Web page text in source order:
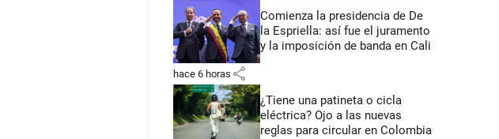
Comienza la presidencia de De
la Espriella: así fue el juramento
y la imposición de banda en Cali
hace 6 horas share
¿Tiene una patineta o cicla
eléctrica? Ojo a las nuevas
reglas para circular en Colombia